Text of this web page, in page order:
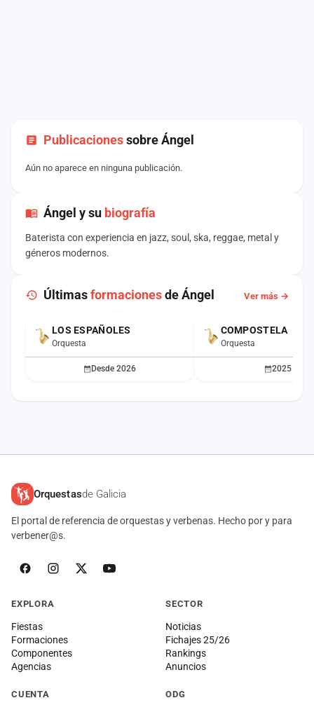
Publicacionessobre Ángel
Aún no aparece en ninguna publicación.
Ángel y su biografía
Baterista con experiencia en jazz, soul, ska, reggae, metal y
géneros modernos.
Últimasformacionesde Ángel Ver más →
ACTUALLOS ESPAÑOLES
Orquesta
Desde 2026
COMPOSTELA
Orquesta
2025
Orquestasde Galicia
El portal de referencia de orquestas y verbenas. Hecho por y para
verbener@s.
EXPLORA
Fiestas
Formaciones
Componentes
Agencias
SECTOR
Noticias
Fichajes 25/26
Rankings
Anuncios
CUENTA ODG